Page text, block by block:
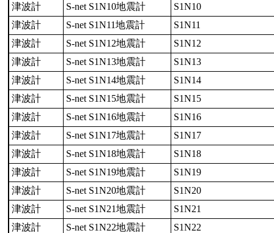
津波計
S-net S1N10地震計
S1N10
津波計
S-net S1N11地震計
S1N11
津波計
S-net S1N12地震計
S1N12
津波計
S-net S1N13地震計
S1N13
津波計
S-net S1N14地震計
S1N14
津波計
S-net S1N15地震計
S1N15
津波計
S-net S1N16地震計
S1N16
津波計
S-net S1N17地震計
S1N17
津波計
S-net S1N18地震計
S1N18
津波計
S-net S1N19地震計
S1N19
津波計
S-net S1N20地震計
S1N20
津波計
S-net S1N21地震計
S1N21
津波計
S-net S1N22地震計
S1N22